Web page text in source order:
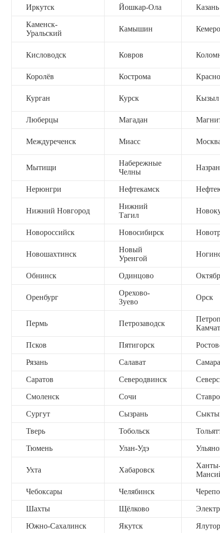
Иркутск Йошкар-Ола Казань
Каменск-
Уральский
Камышин
Кисловодск Ковров
Королёв Кострома
Курган Курск Кызыл
Люберцы Магадан
Междуреченск Миасс
Мытищи
Набережные
Челны
Нерюнгри Нефтекамск
Нижний Новгород
Нижний
Тагил
Новороссийск Новосибирск
Новошахтинск
Новый
Уренгой
Обнинск Одинцово
Оренбург
Орехово-
Зуево
Орск
Пермь Петрозаводск
Псков Пятигорск
Рязань Салават Самара
Саратов Северодвинск
Смоленск Сочи
Сургут Сызрань
Тверь Тобольск
Тюмень Улан-Удэ
Ухта Хабаровск
Чебоксары Челябинск
Шахты Щёлково
Южно-Сахалинск Якутск